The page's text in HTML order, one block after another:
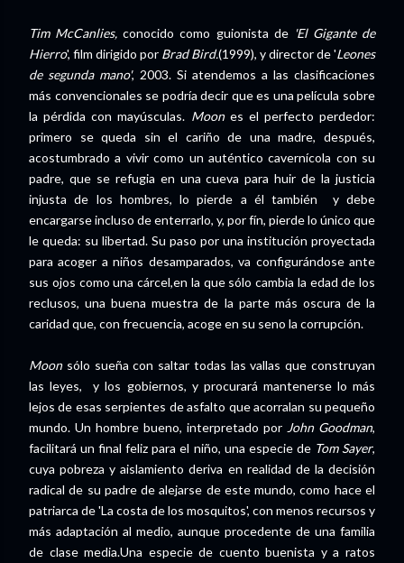
Tim McCanlies, conocido como guionista de 'El Gigante de
Hierro', film dirigido por Brad Bird.(1999), y director de 'Leones
de segunda mano', 2003. Si atendemos a las clasificaciones
más convencionales se podría decir que es una película sobre
la pérdida con mayúsculas. Moones el perfecto perdedor:
primero se queda sin el cariño de una madre, después,
acostumbrado a vivir como un auténtico cavernícola con su
padre, que se refugia en una cueva para huir de la justicia
injusta de los hombres, lo pierde a él también y debe
encargarse incluso de enterrarlo, y, por fín, pierde lo único que
le queda: su libertad. Su paso por una institución proyectada
para acoger a niños desamparados, va configurándose ante
sus ojos como una cárcel,en la que sólo cambia la edad de los
reclusos, una buena muestra de la parte más oscura de la
caridad que, con frecuencia, acoge en su seno la corrupción.
Moon sólo sueña con saltar todas las vallas que construyan
las leyes, y los gobiernos, y procurará mantenerse lo más
lejos de esas serpientes de asfalto que acorralan su pequeño
mundo. Un hombre bueno, interpretado por John Goodman,
facilitará un final feliz para el niño, una especie de Tom Sayer,
cuya pobreza y aislamiento deriva en realidad de la decisión
radical de su padre de alejarse de este mundo, como hace el
patriarca de 'La costa de los mosquitos', con menos recursos y
más adaptación al medio, aunque procedente de una familia
de clase media.Una especie de cuento buenista y a ratos